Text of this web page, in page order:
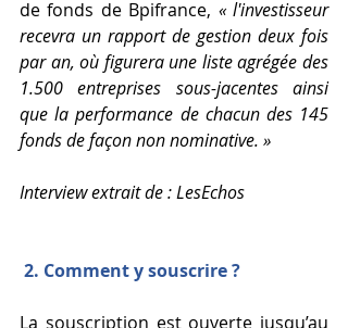
de fonds de Bpifrance, « l'investisseur
recevra un rapport de gestion deux fois
par an, où figurera une liste agrégée des
1.500 entreprises sous-jacentes ainsi
que la performance de chacun des 145
fonds de façon non nominative. »
Interview extrait de : LesEchos
2. Comment y souscrire ?
La souscription est ouverte jusqu’au